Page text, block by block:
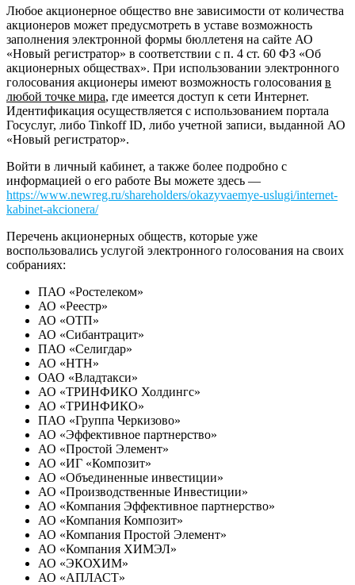
Любое акционерное общество вне зависимости от количества
акционеров может предусмотреть в уставе возможность
заполнения электронной формы бюллетеня на сайте АО
«Новый регистратор» в соответствии с п. 4 ст. 60 ФЗ «Об
акционерных обществах». При использовании электронного
голосования акционеры имеют возможность голосования в
любой точке мира, где имеется доступ к сети Интернет.
Идентификация осуществляется с использованием портала
Госуслуг, либо Tinkoff ID, либо учетной записи, выданной АО
«Новый регистратор».
Войти в личный кабинет, а также более подробно с
информацией о его работе Вы можете здесь —
https://www.newreg.ru/shareholders/okazyvaemye-uslugi/internet-
kabinet-akcionera/
Перечень акционерных обществ, которые уже
воспользовались услугой электронного голосования на своих
собраниях:
ПАО «Ростелеком»
АО «Реестр»
АО «ОТП»
АО «Сибантрацит»
ПАО «Селигдар»
АО «НТН»
ОАО «Владтакси»
АО «ТРИНФИКО Холдингс»
АО «ТРИНФИКО»
ПАО «Группа Черкизово»
АО «Эффективное партнерство»
АО «Простой Элемент»
АО «ИГ «Композит»
АО «Объединенные инвестиции»
АО «Производственные Инвестиции»
АО «Компания Эффективное партнерство»
АО «Компания Композит»
АО «Компания Простой Элемент»
АО «Компания ХИМЭЛ»
АО «ЭКОХИМ»
АО «АПЛАСТ»